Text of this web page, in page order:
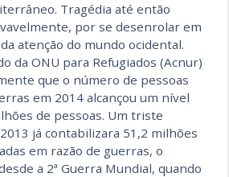
Tragédia até então
por se desenrolar em
atenção do mundo ocidental.
da ONU para Refugiados (Acnur)
que o número de pessoas
em 2014 alcançou um nível
de pessoas. Um triste
já contabilizara 51,2 milhões
em razão de guerras, o
a 2ª Guerra Mundial, quando